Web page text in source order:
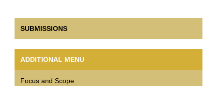
SUBMISSIONS
ADDITIONAL MENU
Focus and Scope